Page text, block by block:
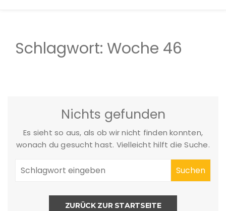
Schlagwort: Woche 46
Nichts gefunden
Es sieht so aus, als ob wir nicht finden konnten,
wonach du gesucht hast. Vielleicht hilft die Suche.
ZURÜCK ZUR STARTSEITE